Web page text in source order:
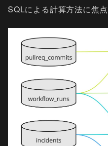
SQLによる計算方法に焦